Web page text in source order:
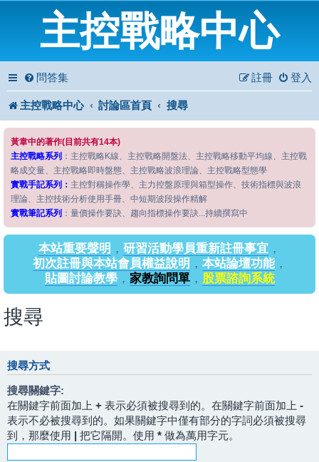
主控戰略中心
問答集 登入
註冊
主控戰略中心 討論區首頁 搜尋
黃韋中的著作(目前共有14本)
主控戰略系列 ：主控戰略K線、主控戰略開盤法、主控戰略移動平均線、主控戰
略成交量、主控戰略即時盤態、主控戰略波浪理論、主控戰略型態學
實戰手記系列： 主控對稱操作學、主力控盤原理與箱型操作、技術指標與波浪
理論、主控技術分析使用手冊、中短期波段操作精解
實戰筆記系列 ：量價操作要訣、趨向指標操作要訣...持續撰寫中
本站重要聲明 ， 研習活動學員重新註冊事宜 ，
初次註冊與本站會員權益說明 ， 本站論壇功能，
貼圖討論教學， 家教詢問單， 股票諮詢系統
搜尋
搜尋方式
搜尋關鍵字:
在關鍵字前面加上 + 表示必須被搜尋到的。在關鍵字前面加上 -
表示不必被搜尋到的。如果關鍵字中僅有部分的字詞必須被搜尋
到，那麼使用 | 把它隔開。使用 * 做為萬用字元。